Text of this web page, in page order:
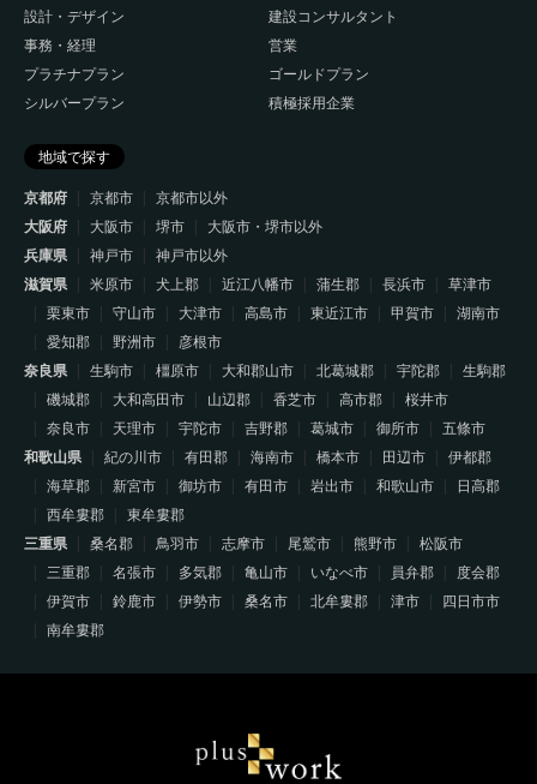
設計・デザイン
建設コンサルタント
事務・経理
営業
プラチナプラン
ゴールドプラン
シルバープラン
積極採用企業
地域で探す
京都府
京都市
京都市以外
大阪府
大阪市 堺市
大阪市・堺市以外
兵庫県
神戸市
神戸市以外
滋賀県
米原市 犬上郡 近江八幡市 蒲生郡 長浜市
草津市
栗東市
守山市 大津市 高島市 東近江市 甲賀市
湖南市
愛知郡
野洲市
彦根市
奈良県
生駒市 橿原市 大和郡山市 北葛城郡 宇陀郡
生駒郡
磯城郡
大和高田市 山辺郡 香芝市 高市郡
桜井市
奈良市
天理市 宇陀市 吉野郡 葛城市 御所市
五條市
和歌山県
紀の川市 有田郡 海南市 橋本市 田辺市
伊都郡
海草郡
新宮市 御坊市 有田市 岩出市 和歌山市
日高郡
西牟婁郡
東牟婁郡
三重県
桑名郡 鳥羽市 志摩市 尾鷲市 熊野市
松阪市
三重郡
名張市 多気郡 亀山市 いなべ市 員弁郡
度会郡
伊賀市
鈴鹿市 伊勢市 桑名市 北牟婁郡 津市
四日市市
南牟婁郡